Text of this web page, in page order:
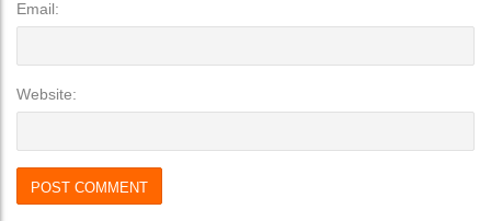
Email:
Website: